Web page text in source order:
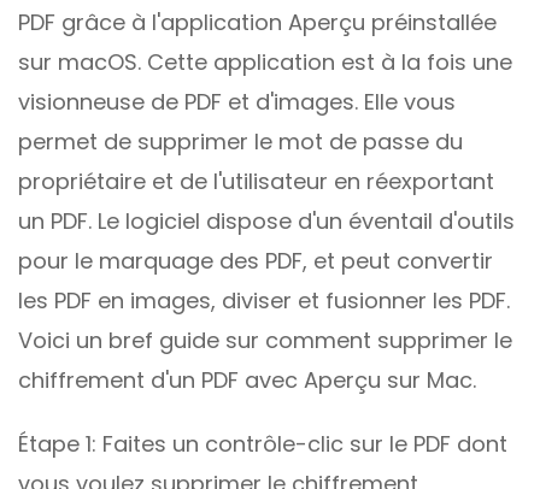
PDF grâce à l'application Aperçu préinstallée
sur macOS. Cette application est à la fois une
visionneuse de PDF et d'images. Elle vous
permet de supprimer le mot de passe du
propriétaire et de l'utilisateur en réexportant
un PDF. Le logiciel dispose d'un éventail d'outils
pour le marquage des PDF, et peut convertir
les PDF en images, diviser et fusionner les PDF.
Voici un bref guide sur comment supprimer le
chiffrement d'un PDF avec Aperçu sur Mac.
Étape 1: Faites un contrôle-clic sur le PDF dont